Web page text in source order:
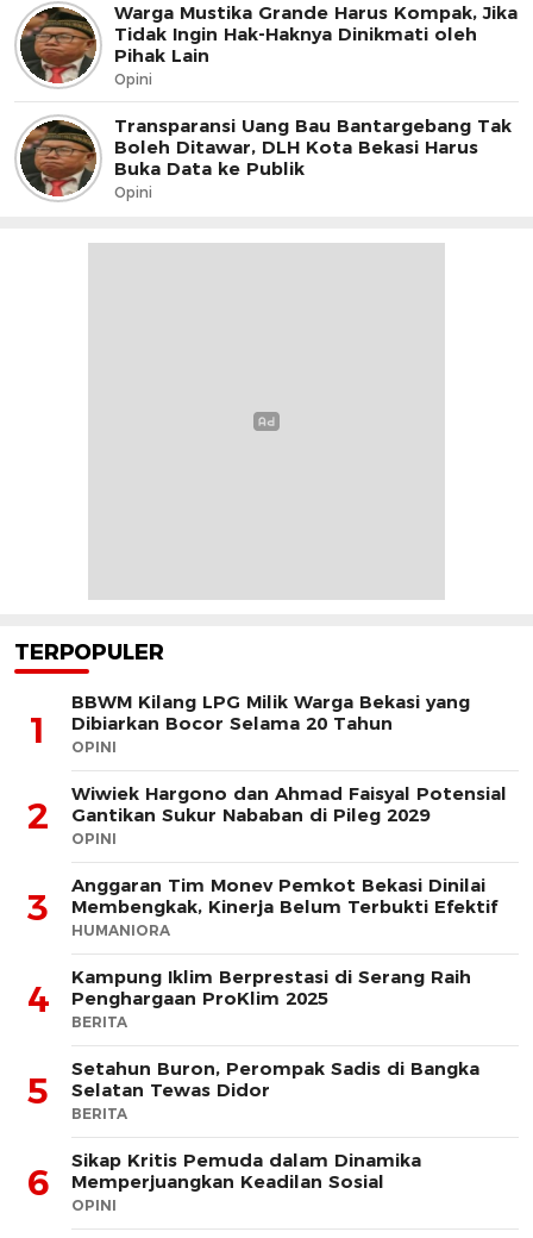
Warga Mustika Grande Harus Kompak, Jika
Tidak Ingin Hak-Haknya Dinikmati oleh
Pihak Lain
Opini
Transparansi Uang Bau Bantargebang Tak
Boleh Ditawar, DLH Kota Bekasi Harus
Buka Data ke Publik
Opini
TERPOPULER
1
BBWM Kilang LPG Milik Warga Bekasi yang
Dibiarkan Bocor Selama 20 Tahun
OPINI
2
Wiwiek Hargono dan Ahmad Faisyal Potensial
Gantikan Sukur Nababan di Pileg 2029
OPINI
3
Anggaran Tim Monev Pemkot Bekasi Dinilai
Membengkak, Kinerja Belum Terbukti Efektif
HUMANIORA
4
Kampung Iklim Berprestasi di Serang Raih
Penghargaan ProKlim 2025
BERITA
5
Setahun Buron, Perompak Sadis di Bangka
Selatan Tewas Didor
BERITA
6
Sikap Kritis Pemuda dalam Dinamika
Memperjuangkan Keadilan Sosial
OPINI